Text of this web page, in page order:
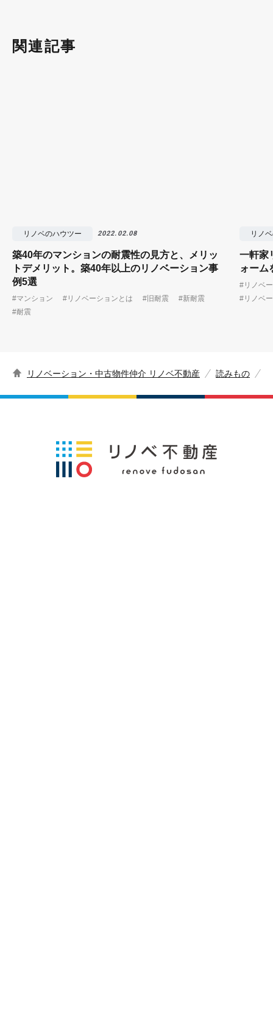
関連記事
リノベのハウツー 2022.02.08
築40年のマンションの耐震性の見方と、メリッ
トデメリット。築40年以上のリノベーション事
例5選
#マンション #リノベーションとは #旧耐震
#新耐震
#耐震
リノ
一軒家
ォーム
#リノベ
#リノベ
リノベーション・中古物件仲介 リノベ不動産 読みもの